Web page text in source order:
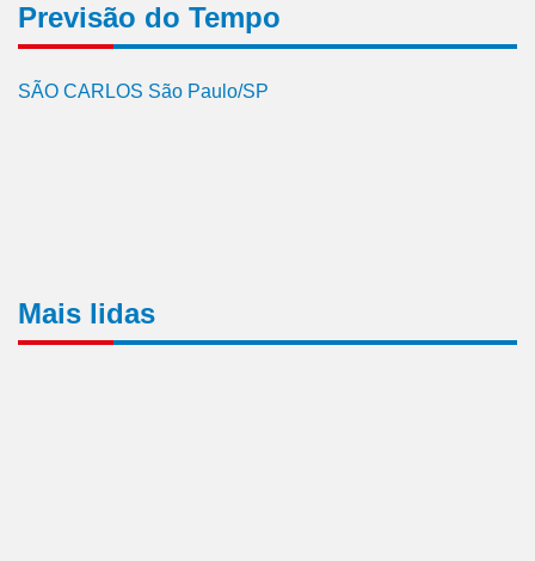
Previsão do Tempo
SÃO CARLOS São Paulo/SP
Mais lidas